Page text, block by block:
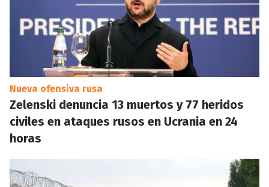
Nueva ofensiva rusa
Zelenski denuncia 13 muertos y 77 heridos
civiles en ataques rusos en Ucrania en 24
horas